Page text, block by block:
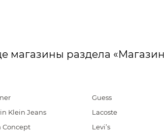
магазины раздела
Klein Jeans
Concept
Guess
Lacoste
Levi’s